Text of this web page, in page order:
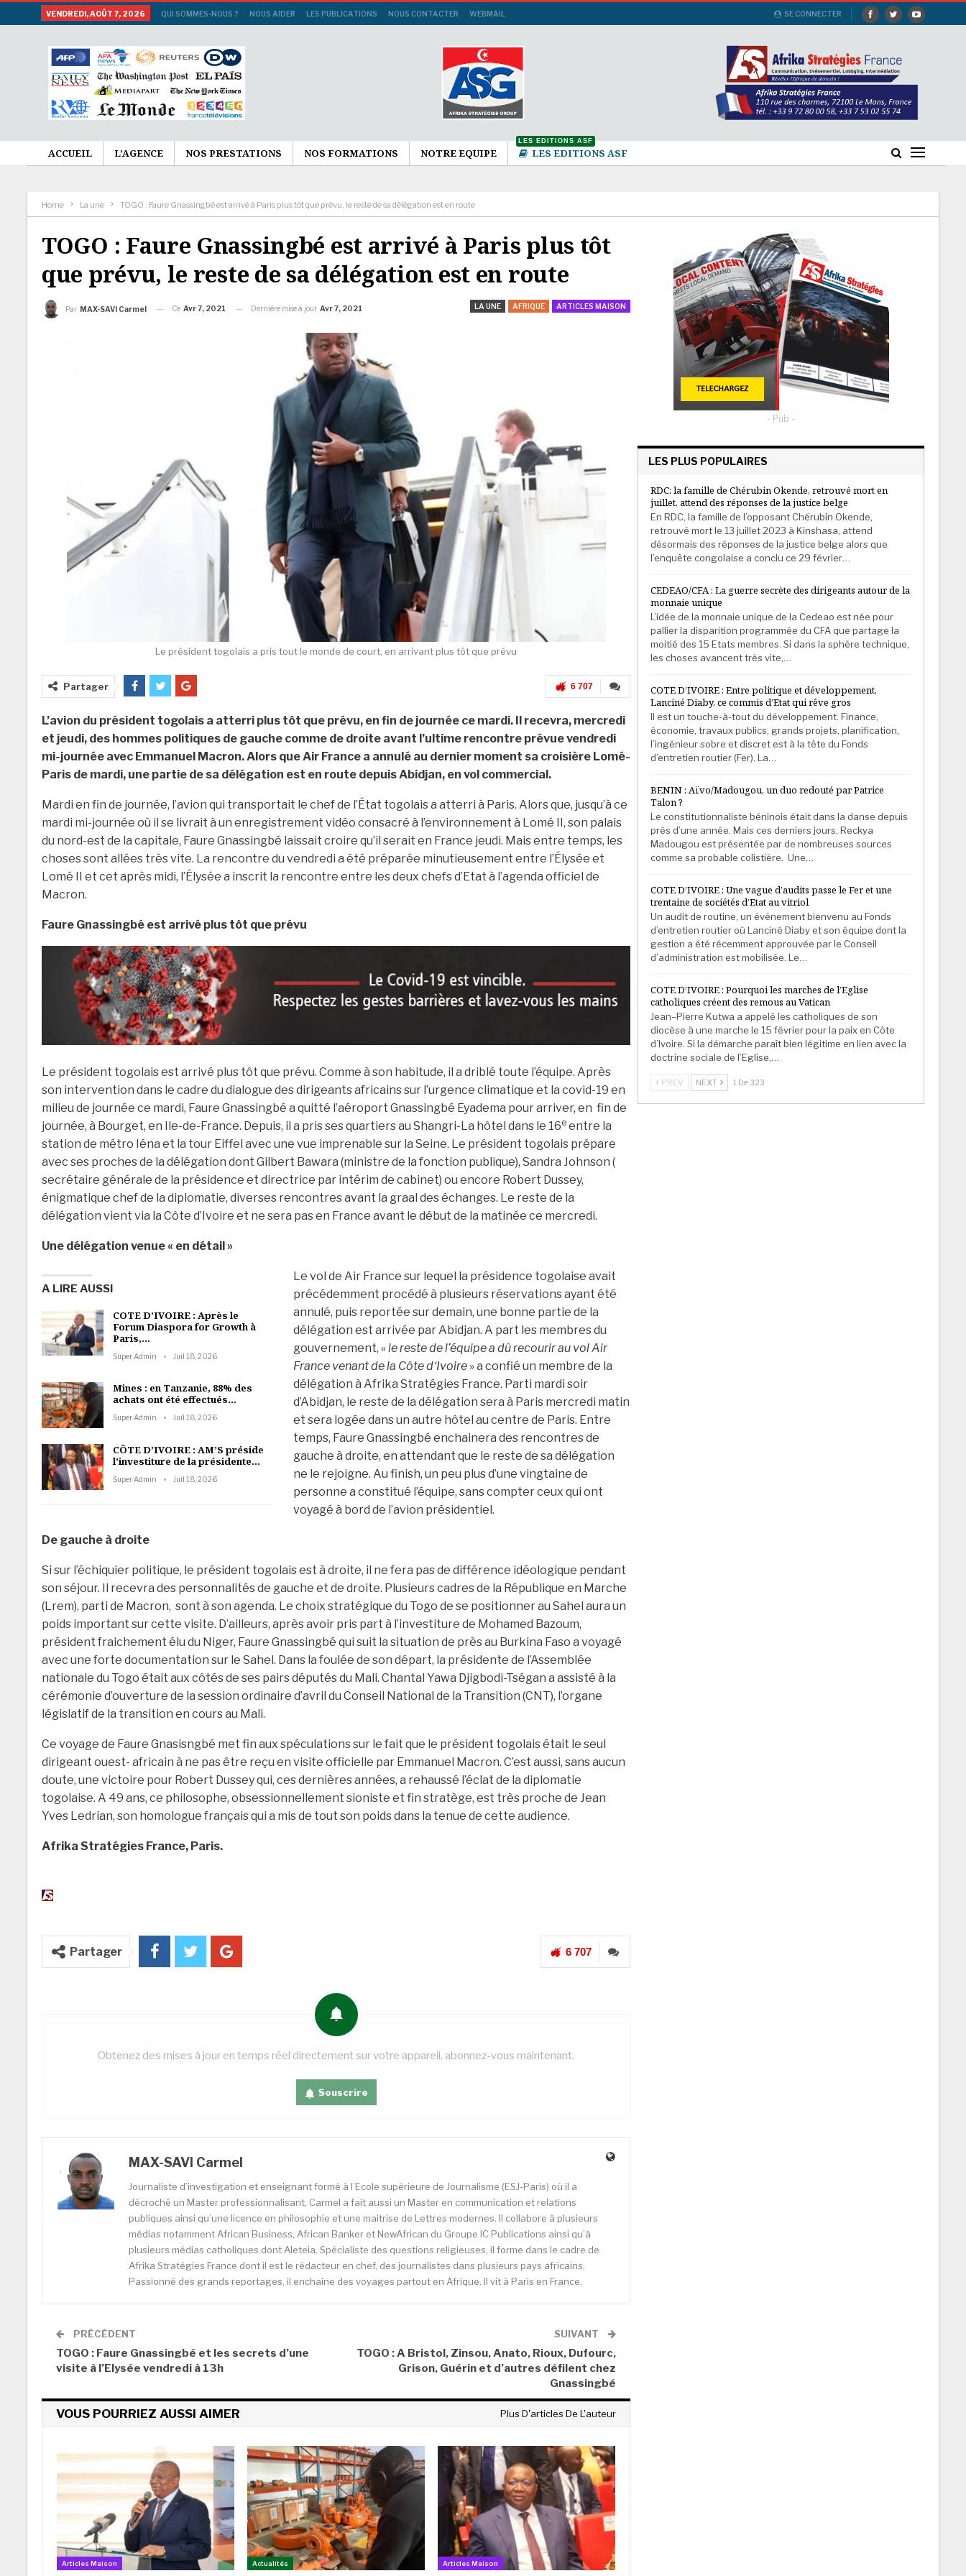
SE CONNECTER
VENDREDI, AOÛT 7, 2026 QUI SOMMES-NOUS ? NOUS AIDER LES PUBLICATIONS NOUS CONTACTER WEBMAIL
ACCUEIL L’AGENCE NOS PRESTATIONS NOS FORMATIONS NOTRE EQUIPE LES EDITIONS ASF
LES EDITIONS ASF
Home La une TOGO : Faure Gnassingbé est arrivé à Paris plus tôt que prévu, le reste de sa délégation est en route
TOGO : Faure Gnassingbé est arrivé à Paris plus tôt
que prévu, le reste de sa délégation est en route
LA UNE AFRIQUE ARTICLES MAISON
Par MAX-SAVI Carmel Ce Avr 7, 2021 Dernière mise à jour Avr 7, 2021
Le président togolais a pris tout le monde de court, en arrivant plus tôt que prévu
6 707
Partager
L’avion du président togolais a atterri plus tôt que prévu, en fin de journée ce mardi. Il recevra, mercredi
et jeudi, des hommes politiques de gauche comme de droite avant l’ultime rencontre prévue vendredi
mi-journée avec Emmanuel Macron. Alors que Air France a annulé au dernier moment sa croisière Lomé-
Paris de mardi, une partie de sa délégation est en route depuis Abidjan, en vol commercial.
Mardi en fin de journée, l’avion qui transportait le chef de l’État togolais a atterri à Paris. Alors que, jusqu’à ce
mardi mi-journée où il se livrait à un enregistrement vidéo consacré à l’environnement à Lomé II, son palais
du nord-est de la capitale, Faure Gnassingbé laissait croire qu’il serait en France jeudi. Mais entre temps, les
choses sont allées très vite. La rencontre du vendredi a été préparée minutieusement entre l’Élysée et
Lomé II et cet après midi, l’Élysée a inscrit la rencontre entre les deux chefs d’Etat à l’agenda officiel de
Macron.
Faure Gnassingbé est arrivé plus tôt que prévu
Le président togolais est arrivé plus tôt que prévu. Comme à son habitude, il a driblé toute l’équipe. Après
son intervention dans le cadre du dialogue des dirigeants africains sur l’urgence climatique et la covid-19 en
milieu de journée ce mardi, Faure Gnassingbé a quitté l’aéroport Gnassingbé Eyadema pour arriver, en fin de
journée, à Bourget, en Ile-de-France. Depuis, il a pris ses quartiers au Shangri-La hôtel dans le 16e entre la
station de métro Iéna et la tour Eiffel avec une vue imprenable sur la Seine. Le président togolais prépare
avec ses proches de la délégation dont Gilbert Bawara (ministre de la fonction publique), Sandra Johnson (
secrétaire générale de la présidence et directrice par intérim de cabinet) ou encore Robert Dussey,
énigmatique chef de la diplomatie, diverses rencontres avant la graal des échanges. Le reste de la
délégation vient via la Côte d’Ivoire et ne sera pas en France avant le début de la matinée ce mercredi.
Une délégation venue « en détail »
A LIRE AUSSI
COTE D’IVOIRE : Après le
Forum Diaspora for Growth à
Paris,…
Super Admin Juil 18, 2026
Mines : en Tanzanie, 88% des
achats ont été effectués…
Super Admin Juil 18, 2026
CÔTE D’IVOIRE : AM’S préside
l’investiture de la présidente…
Super Admin Juil 18, 2026
Le vol de Air France sur lequel la présidence togolaise avait
précédemment procédé à plusieurs réservations ayant été
annulé, puis reportée sur demain, une bonne partie de la
délégation est arrivée par Abidjan. A part les membres du
gouvernement, «le reste de l’équipe a dû recourir au vol Air
France venant de la Côte d‘Ivoire » a confié un membre de la
délégation à Afrika Stratégies France. Parti mardi soir
d’Abidjan, le reste de la délégation sera à Paris mercredi matin
et sera logée dans un autre hôtel au centre de Paris. Entre
temps, Faure Gnassingbé enchainera des rencontres de
gauche à droite, en attendant que le reste de sa délégation
ne le rejoigne. Au finish, un peu plus d’une vingtaine de
personne a constitué l’équipe, sans compter ceux qui ont
voyagé à bord de l’avion présidentiel.
De gauche à droite
Si sur l’échiquier politique, le président togolais est à droite, il ne fera pas de différence idéologique pendant
son séjour. Il recevra des personnalités de gauche et de droite. Plusieurs cadres de la République en Marche
(Lrem), parti de Macron, sont à son agenda. Le choix stratégique du Togo de se positionner au Sahel aura un
poids important sur cette visite. D’ailleurs, après avoir pris part à l’investiture de Mohamed Bazoum,
président fraichement élu du Niger, Faure Gnassingbé qui suit la situation de près au Burkina Faso a voyagé
avec une forte documentation sur le Sahel. Dans la foulée de son départ, la présidente de l’Assemblée
nationale du Togo était aux côtés de ses pairs députés du Mali. Chantal Yawa Djigbodi-Tségan a assisté à la
cérémonie d’ouverture de la session ordinaire d’avril du Conseil National de la Transition (CNT), l’organe
législatif de la transition en cours au Mali.
Ce voyage de Faure Gnasisngbé met fin aux spéculations sur le fait que le président togolais était le seul
dirigeant ouest- africain à ne pas être reçu en visite officielle par Emmanuel Macron. C’est aussi, sans aucun
doute, une victoire pour Robert Dussey qui, ces dernières années, a rehaussé l’éclat de la diplomatie
togolaise. A 49 ans, ce philosophe, obsessionnellement sioniste et fin stratège, est très proche de Jean
Yves Ledrian, son homologue français qui a mis de tout son poids dans la tenue de cette audience.
Afrika Stratégies France, Paris.
6 707
Partager
Obtenez des mises à jour en temps réel directement sur votre appareil, abonnez-vous maintenant.
Souscrire
MAX-SAVI Carmel
Journaliste d’investigation et enseignant formé à l’Ecole supérieure de Journalisme (ESJ-Paris) où il a
décroché un Master professionnalisant, Carmel a fait aussi un Master en communication et relations
publiques ainsi qu’une licence en philosophie et une maitrise de Lettres modernes. Il collabore à plusieurs
médias notamment African Business, African Banker et NewAfrican du Groupe IC Publications ainsi qu’à
plusieurs médias catholiques dont Aleteia. Spécialiste des questions religieuses, il forme dans le cadre de
Afrika Stratégies France dont il est le rédacteur en chef, des journalistes dans plusieurs pays africains.
Passionné des grands reportages, il enchaine des voyages partout en Afrique. Il vit à Paris en France.
PRÉCÉDENT
TOGO : Faure Gnassingbé et les secrets d’une
visite à l’Elysée vendredi à 13h
SUIVANT
TOGO : A Bristol, Zinsou, Anato, Rioux, Dufourc,
Grison, Guérin et d’autres défilent chez
Gnassingbé
VOUS POURRIEZ AUSSI AIMER Plus D'articles De L'auteur
Articles Maison Actualités Articles Maison
- Pub -
LES PLUS POPULAIRES
RDC: la famille de Chérubin Okende, retrouvé mort en
juillet, attend des réponses de la justice belge
En RDC, la famille de l’opposant Chérubin Okende,
retrouvé mort le 13 juillet 2023 à Kinshasa, attend
désormais des réponses de la justice belge alors que
l’enquête congolaise a conclu ce 29 février…
CEDEAO/CFA : La guerre secrète des dirigeants autour de la
monnaie unique
L’idée de la monnaie unique de la Cedeao est née pour
pallier la disparition programmée du CFA que partage la
moitié des 15 Etats membres. Si dans la sphère technique,
les choses avancent très vite,…
COTE D’IVOIRE : Entre politique et développement,
Lanciné Diaby, ce commis d’Etat qui rêve gros
Il est un touche-à-tout du développement. Finance,
économie, travaux publics, grands projets, planification,
l’ingénieur sobre et discret est à la tête du Fonds
d’entretien routier (Fer). La…
BENIN : Aïvo/Madougou, un duo redouté par Patrice
Talon ?
Le constitutionnaliste béninois était dans la danse depuis
près d’une année. Mais ces derniers jours, Reckya
Madougou est présentée par de nombreuses sources
comme sa probable colistière. Une…
COTE D’IVOIRE : Une vague d’audits passe le Fer et une
trentaine de sociétés d’Etat au vitriol
Un audit de routine, un événement bienvenu au Fonds
d’entretien routier où Lanciné Diaby et son équipe dont la
gestion a été récemment approuvée par le Conseil
d’administration est mobilisée. Le…
COTE D’IVOIRE : Pourquoi les marches de l’Eglise
catholiques créent des remous au Vatican
Jean–Pierre Kutwa a appelé les catholiques de son
diocèse à une marche le 15 février pour la paix en Côte
d’Ivoire. Si la démarche paraît bien légitime en lien avec la
doctrine sociale de l’Eglise,…
PREV NEXT 1 De 323